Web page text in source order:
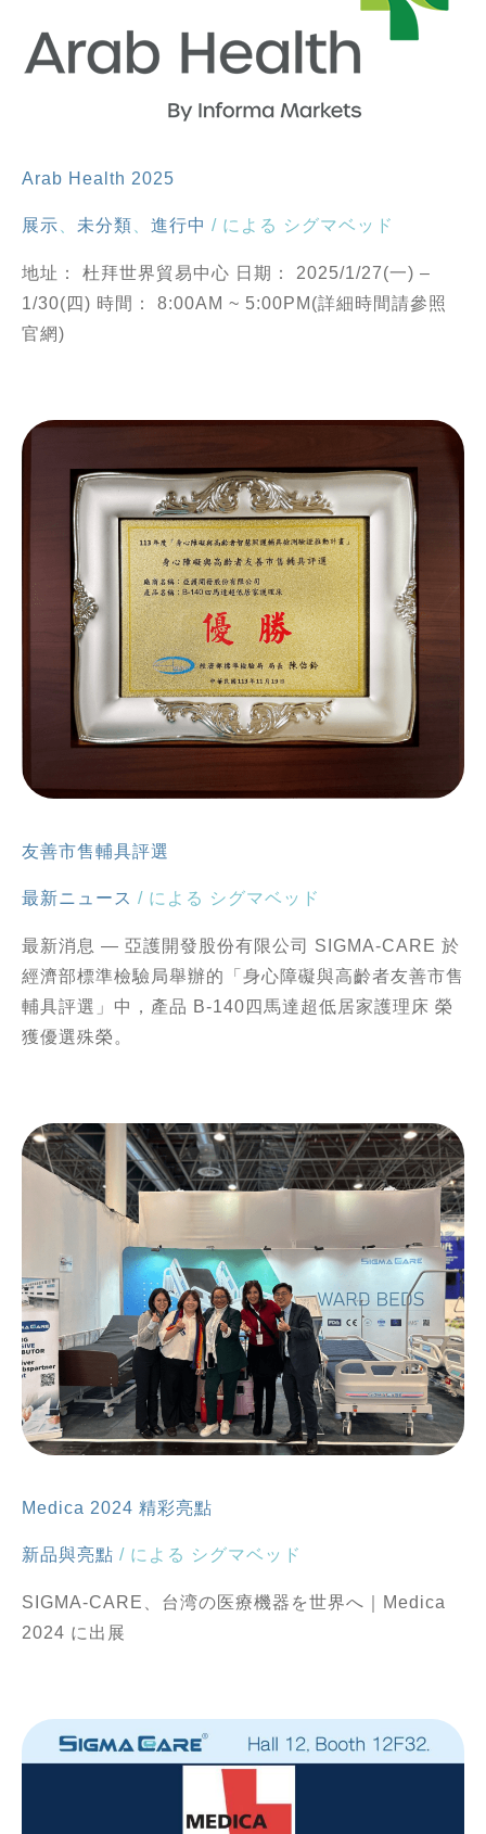
Arab Health 2025
展示、 未分類 、 進行中 / による シグマベッド
地址： 杜拜世界貿易中心 日期： 2025/1/27(一) –
1/30(四) 時間： 8:00AM ~ 5:00PM(詳細時間請參照
官網)
友善市售輔具評選
最新ニュース / による シグマベッド
最新消息 — 亞護開發股份有限公司 SIGMA-CARE 於
經濟部標準檢驗局舉辦的「身心障礙與高齡者友善市售
輔具評選」中，產品 B-140四馬達超低居家護理床 榮
獲優選殊榮。
Medica 2024 精彩亮點
新品與亮點 / による シグマベッド
SIGMA-CARE、台湾の医療機器を世界へ｜Medica
2024 に出展